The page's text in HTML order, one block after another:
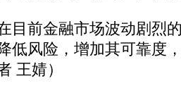
前金融市场波动剧烈
低风险，增加其可靠度
王婧）